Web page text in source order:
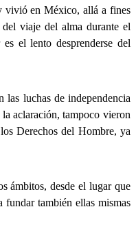
vivió en México, allá a fines
viaje del alma durante el
el lento desprenderse del
las luchas de independencia
aclaración, tampoco vieron
Derechos del Hombre, ya
ámbitos, desde el lugar que
fundar también ellas mismas